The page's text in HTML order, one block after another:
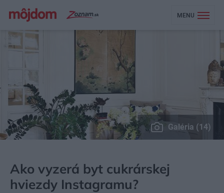
MENU
Galéria (14)
Ako vyzerá byt cukrárskej
hviezdy Instagramu?